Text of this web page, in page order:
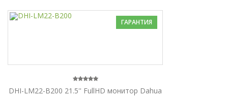
ГАРАНТИЯ
DHI-LM22-B200 21.5'' FullHD монитор Dahua